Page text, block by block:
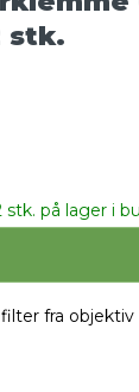
stk.
stk. på lager i
fra objektiv